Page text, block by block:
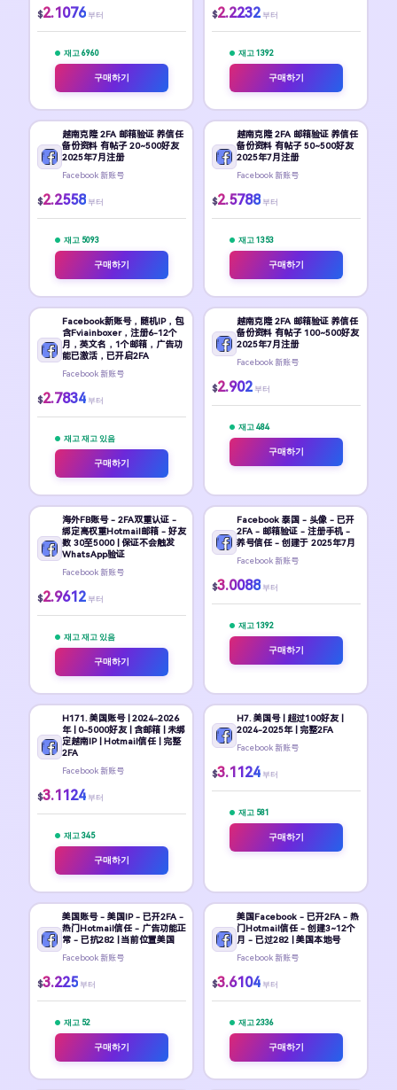
$2.1076 부터
재고 6960
구매하기
$2.2232 부터
재고 1392
구매하기
越南克隆 2FA 邮箱验证 养信任
备份资料 有帖子 20~500好友
2025年7月注册
Facebook 新账号
$2.2558 부터
재고 5093
구매하기
越南克隆 2FA 邮箱验证 养信任
备份资料 有帖子 50~500好友
2025年7月注册
Facebook 新账号
$2.5788 부터
재고 1353
구매하기
Facebook新账号，随机IP，包
含Fviainboxer，注册6-12个
月，英文名，1个邮箱，广告功
能已激活，已开启2FA
Facebook 新账号
$2.7834 부터
재고 재고 있음
구매하기
越南克隆 2FA 邮箱验证 养信任
备份资料 有帖子 100~500好友
2025年7月注册
Facebook 新账号
$2.902 부터
재고 484
구매하기
海外FB账号 - 2FA双重认证 -
绑定高权重Hotmail邮箱 - 好友
数 30至5000 | 保证不会触发
WhatsApp验证
Facebook 新账号
$2.9612 부터
재고 재고 있음
구매하기
Facebook 泰国 - 头像 - 已开
2FA - 邮箱验证 - 注册手机 -
养号信任 - 创建于 2025年7月
Facebook 新账号
$3.0088 부터
재고 1392
구매하기
H171. 美国账号 | 2024-2026
年 | 0-5000好友 | 含邮箱 | 未绑
定越南IP | Hotmail信任 | 完整
2FA
Facebook 新账号
$3.1124 부터
재고 345
구매하기
H7. 美国号 | 超过100好友 |
2024-2025年 | 完整2FA
Facebook 新账号
$3.1124 부터
재고 581
구매하기
美国账号 - 美国IP - 已开2FA -
热门Hotmail信任 - 广告功能正
常 - 已抗282 | 当前位置美国
Facebook 新账号
$3.225 부터
재고 52
구매하기
美国Facebook - 已开2FA - 热
门Hotmail信任 - 创建3~12个
月 - 已过282 | 美国本地号
Facebook 新账号
$3.6104 부터
재고 2336
구매하기